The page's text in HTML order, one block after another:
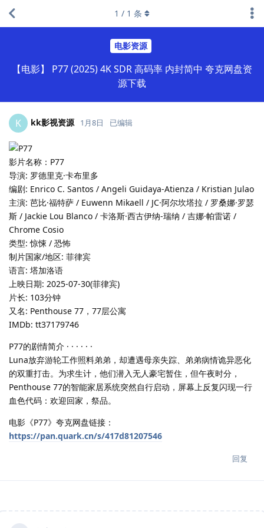
电影资源
【电影】 P77 (2025) 4K SDR 高码率 内封简中 夸克网盘资
源下载
1 / 1 条
K kk影视资源 1月8日 已编辑
影片名称：P77
导演: 罗德里克·卡布里多
编剧: Enrico C. Santos / Angeli Guidaya-Atienza / Kristian Julao
主演: 芭比·福特萨 / Euwenn Mikaell / JC·阿尔坎塔拉 / 罗桑娜·罗瑟
斯 / Jackie Lou Blanco / 卡洛斯·西古伊纳-瑞纳 / 吉娜·帕雷诺 /
Chrome Cosio
类型: 惊悚 / 恐怖
制片国家/地区: 菲律宾
语言: 塔加洛语
上映日期: 2025-07-30(菲律宾)
片长: 103分钟
又名: Penthouse 77，77层公寓
IMDb: tt37179746
P77的剧情简介 · · · · · ·
Luna放弃游轮工作照料弟弟，却遭遇母亲失踪、弟弟病情诡异恶化
的双重打击。为求生计，他们潜入无人豪宅暂住，但午夜时分，
Penthouse 77的智能家居系统突然自行启动，屏幕上反复闪现一行
血色代码：欢迎回家，祭品。
电影《P77》夸克网盘链接：
https://pan.quark.cn/s/417d81207546
回复